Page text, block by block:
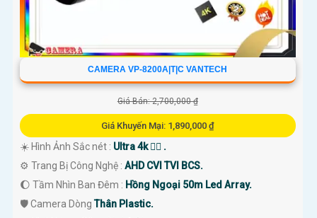
CAMERA VP-8200A|T|C VANTECH
Giá Bán: 2,700,000 ₫
Giá Khuyến Mại: 1,890,000 ₫
☀️ Hình Ảnh Sắc nét : Ultra 4k 👍🏾 .
⚙ Trang Bị Công Nghệ : AHD CVI TVI BCS.
🌔 Tầm Nhìn Ban Đêm : Hồng Ngoại 50m Led Array.
🛡 Camera DòngThân Plastic.